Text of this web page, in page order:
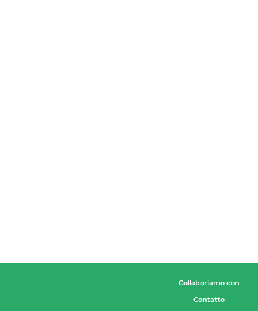
Collaboriamo con
Contatto